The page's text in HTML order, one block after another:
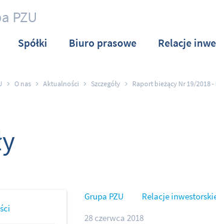
PZU
Spółki Biuro prasowe Relacje
O nas Aktualności Szczegóły Raport bieżący Nr 19/2018
Grupa PZU
Relacje
28 czerwca 2018